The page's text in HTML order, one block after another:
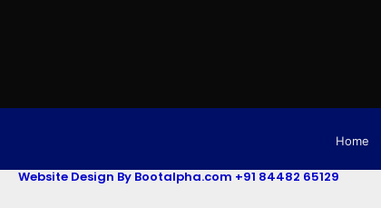
Home
Website Design By Bootalpha.com +91 84482 65129